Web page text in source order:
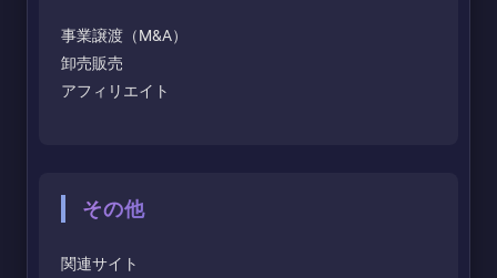
事業譲渡（M&A）
卸売販売
アフィリエイト
その他
関連サイト